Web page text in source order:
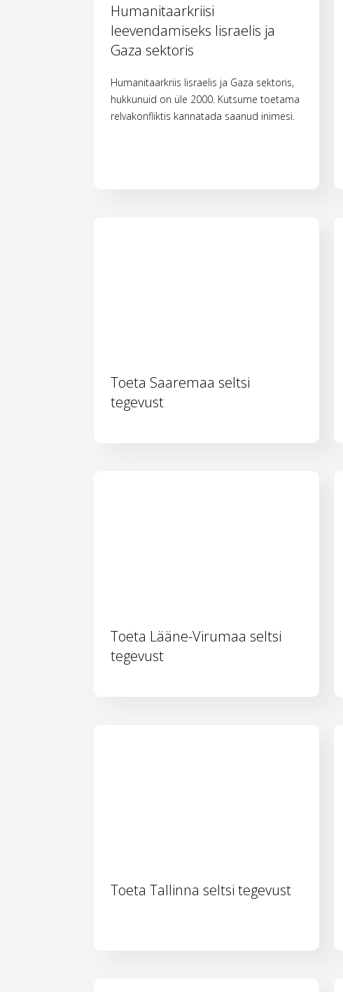
Humanitaarkriisi
leevendamiseks Iisraelis ja
Gaza sektoris
Humanitaarkriis Iisraelis ja Gaza sektoris,
hukkunuid on üle 2000. Kutsume toetama
relvakonfliktis kannatada saanud inimesi.
Toeta Saaremaa seltsi
tegevust
Toeta Lääne-Virumaa seltsi
tegevust
Toeta Tallinna seltsi tegevust